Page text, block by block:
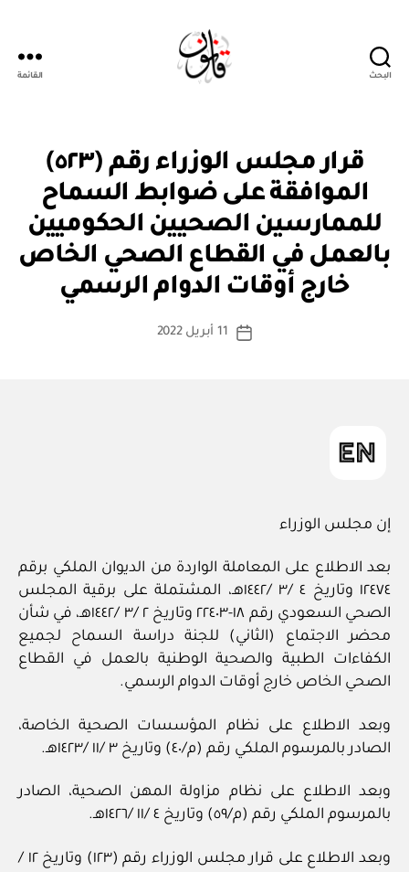
البحث القائمة
التصنيفات
زرا
ء
قرار مجلس الوزراء رقم (٥٢٣)
الموافقة على ضوابط السماح
للممارسين الصحيين الحكوميين
بالعمل في القطاع الصحي الخاص
خارج أوقات الدوام الرسمي
كاتب
بو
س
ة
تاريخ
11 أبريل 2022
إن مجلس الوزراء
بعد الاطلاع على المعاملة الواردة من الديوان الملكي برقم
١٢٤٧٤ وتاريخ ٤ /٣ /١٤٤٢هـ، المشتملة على برقية المجلس
الصحي السعودي رقم ١٨-٢٢٤٠٣ وتاريخ ٢ /٣ /١٤٤٢هـ، في شأن
محضر الاجتماع (الثاني) للجنة دراسة السماح لجميع
الكفاءات الطبية والصحية الوطنية بالعمل في القطاع
الصحي الخاص خارج أوقات الدوام الرسمي.
وبعد الاطلاع على نظام المؤسسات الصحية الخاصة،
الصادر بالمرسوم الملكي رقم (م/٤٠) وتاريخ ٣ /١١ /١٤٢٣هـ.
وبعد الاطلاع على نظام مزاولة المهن الصحية، الصادر
بالمرسوم الملكي رقم (م/٥٩) وتاريخ ٤ /١١ /١٤٢٦هـ.
وبعد الاطلاع على قرار مجلس الوزراء رقم (١٢٣) وتاريخ ١٢ /